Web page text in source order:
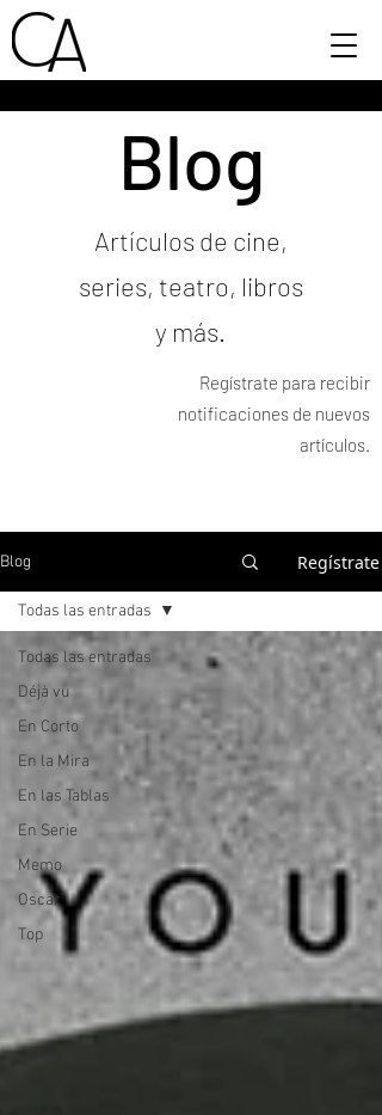
Blog
Artículos de cine,
series, teatro, libros
y más.
Regístrate para recibir
notificaciones de nuevos
artículos.
Blog Regístrate
Todas las entradas
Déjà vu
En Corto
En la Mira
En las Tablas
En Serie
Memo
Oscar
Top
Todas las entradas